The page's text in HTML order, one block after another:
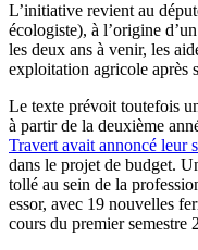
L’initiative revient au
écologiste), à l’origine d’un
les deux ans à venir, les
exploitation agricole après
Le texte prévoit toutefois
à partir de la deuxième
Travert avait annoncé leur
dans le projet de budget.
tollé au sein de la
essor, avec 19 nouvelles
cours du premier semestre